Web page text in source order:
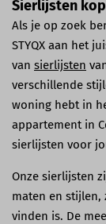
Sierlijsten
Als je op zoek
STYQX aan het
van sierlijsten
verschillende
woning hebt in
appartement in
sierlijsten voor
Onze sierlijsten
maten en stijlen,
vinden is. De